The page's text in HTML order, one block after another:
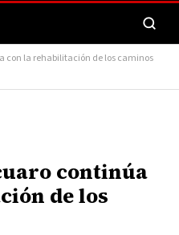
con la rehabilitación de los caminos
continúa
de los